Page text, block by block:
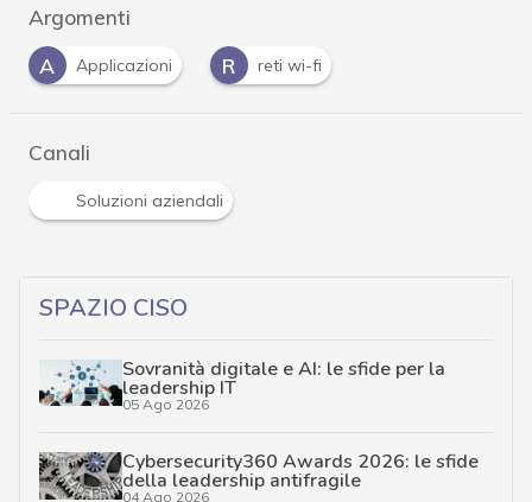
Argomenti
A
Applicazioni R reti wi-fi
Canali
Soluzioni aziendali
SPAZIO CISO
Sovranità digitale e AI: le sfide per la
leadership IT
05 Ago 2026
Cybersecurity360 Awards 2026: le sfide
della leadership antifragile
04 Ago 2026